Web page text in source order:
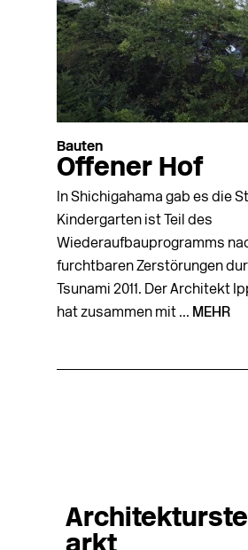
Bauten
Offener Hof
In Shichigahama gab es die
Kindergarten ist Teil des
Wiederaufbauprogramms
furchtbaren Zerstörungen
Tsunami 2011. Der Architekt
hat zusammen mit ... MEHR